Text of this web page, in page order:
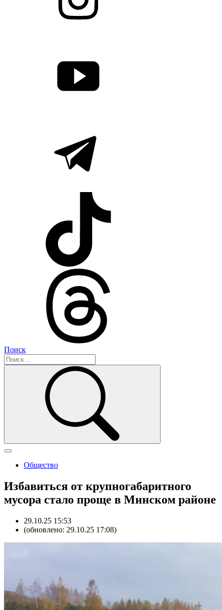
Поиск
Общество
Избавиться от крупногабаритного
мусора стало проще в Минском районе
29.10.25 15:53
(обновлено: 29.10.25 17:08)